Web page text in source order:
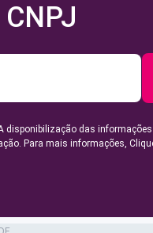
disponibilização das informações
Para mais informações,